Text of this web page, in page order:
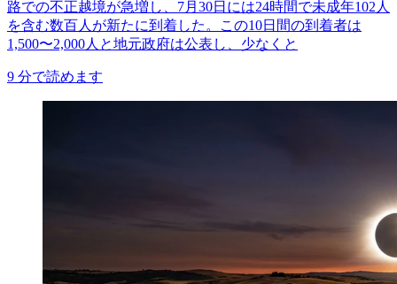
路での不正越境が急増し、7月30日には24時間で未成年102人
を含む数百人が新たに到着した。この10日間の到着者は
1,500〜2,000人と地元政府は公表し、少なくと
9 分で読めます